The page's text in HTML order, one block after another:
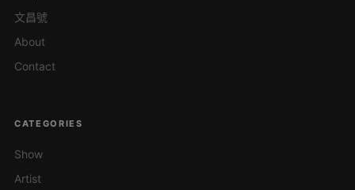
文昌號
About
Contact
CATEGORIES
Show
Artist